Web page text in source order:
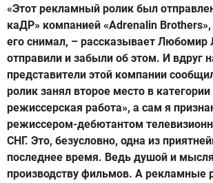
«Этот рекламный ролик был
каДР» компанией «Adrenalin Brothers»,
его снимал, – рассказывает Любомир
отправили и забыли об этом. И вдруг
представители этой компании
ролик занял второе место в
режиссерская работа», а сам я
режиссером-дебютантом
СНГ. Это, безусловно, одна из
последнее время. Ведь душой и
производству фильмов. А рекламные